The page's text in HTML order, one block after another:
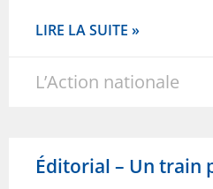
LIRE LA SUITE »
L’Action nationale
Éditorial – Un train